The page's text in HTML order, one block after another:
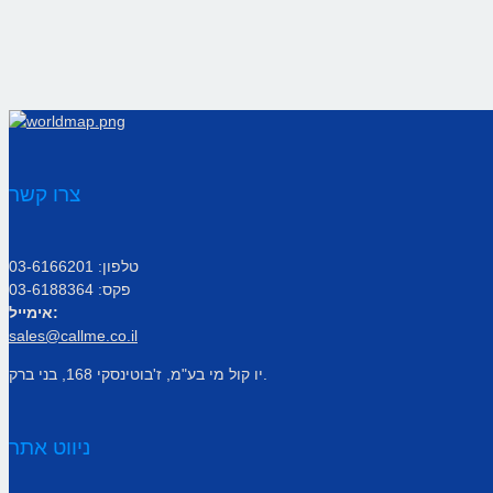
צרו קשר
טלפון: 03-6166201
פקס: 03-6188364
אימייל:
sales@callme.co.il
ניווט אתר